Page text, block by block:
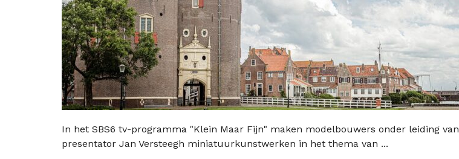
In het SBS6 tv-programma "Klein Maar Fijn" maken modelbouwers onder leiding van
presentator Jan Versteegh miniatuurkunstwerken in het thema van ...